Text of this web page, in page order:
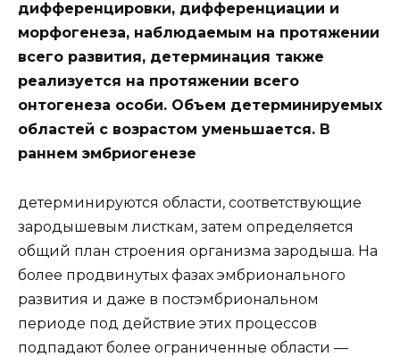
дифференцировки, дифференциации и
морфогенеза, наблюдаемым на протяжении
всего развития, детерминация также
реализуется на протяжении всего
онтогенеза особи. Объем детерминируемых
областей с возрастом уменьшается. В
раннем эмбриогенезе
детерминируются области, соответствующие
зародышевым листкам, затем определяется
общий план строения организма зародыша. На
более продвинутых фазах эмбрионального
развития и даже в постэмбриональном
периоде под действие этих процессов
подпадают более ограниченные области —